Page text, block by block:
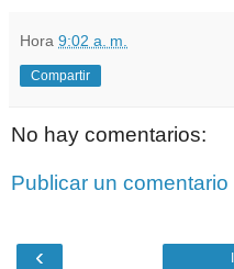
Hora 9:02 a. m.
Compartir
No hay comentarios:
Publicar un comentario
‹